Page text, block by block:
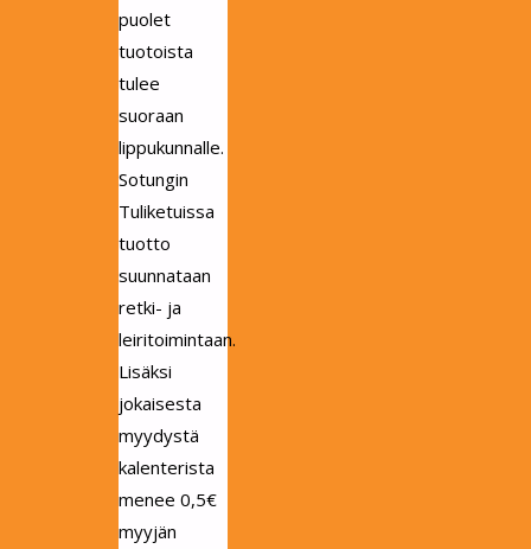
puolet
tuotoista
tulee
suoraan
lippukunnalle.
Sotungin
Tuliketuissa
tuotto
suunnataan
retki- ja
leiritoimintaan.
Lisäksi
jokaisesta
myydystä
kalenterista
menee 0,5€
myyjän